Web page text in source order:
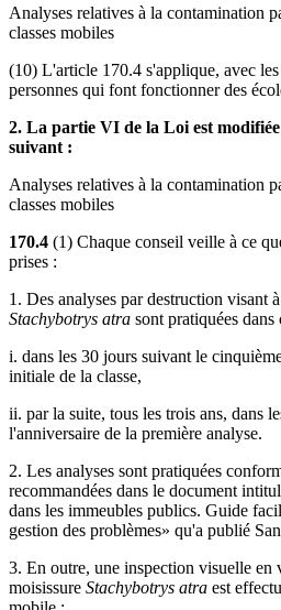
Analyses relatives à la contamination
classes mobiles
(10) L'article 170.4 s'applique, avec les
personnes qui font fonctionner des
2. La partie VI de la Loi est
suivant :
Analyses relatives à la contamination
classes mobiles
170.4 (1) Chaque conseil veille à ce
prises :
1. Des analyses par destruction visant
Stachybotrys atra sont pratiquées
i. dans les 30 jours suivant le
initiale de la classe,
ii. par la suite, tous les trois ans, dans
l'anniversaire de la première analyse.
2. Les analyses sont pratiquées
recommandées dans le document
dans les immeubles publics. Guide
gestion des problèmes» qu'a publié
3. En outre, une inspection visuelle en
moisissure Stachybotrys atra est